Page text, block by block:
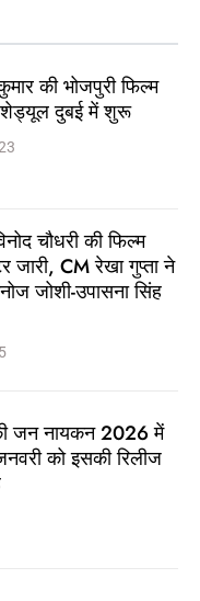
कुमार की भोजपुरी फिल्म
शेड्यूल दुबई में शुरू
चौधरी की फिल्म
जारी, CM रेखा गुप्ता ने
जोशी-उपासना सिंह
जन नायकन 2026 में
को इसकी रिलीज